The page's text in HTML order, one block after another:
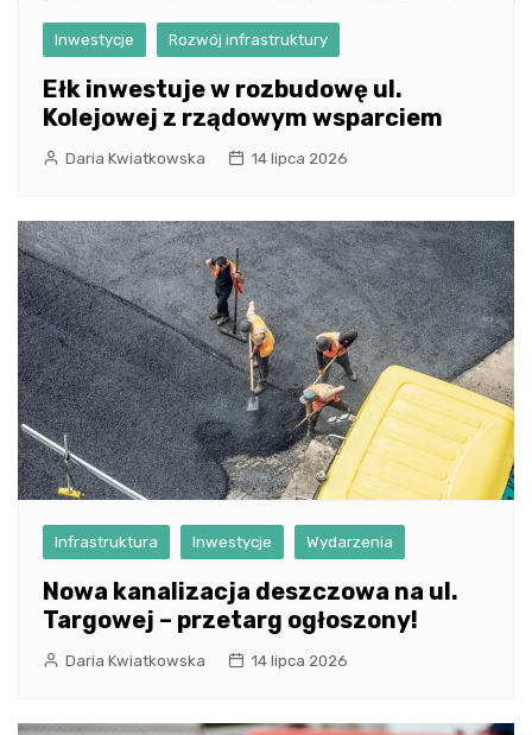
Inwestycje Rozwój infrastruktury
Ełk inwestuje w rozbudowę ul.
Kolejowej z rządowym wsparciem
Daria Kwiatkowska 14 lipca 2026
Infrastruktura Inwestycje Wydarzenia
Nowa kanalizacja deszczowa na ul.
Targowej – przetarg ogłoszony!
Daria Kwiatkowska 14 lipca 2026